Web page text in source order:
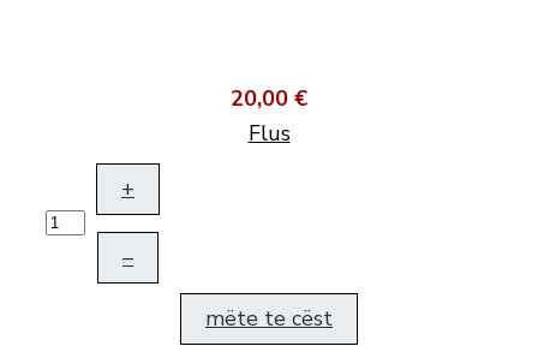
20,00 €
Flus
+
–
mëte te cëst